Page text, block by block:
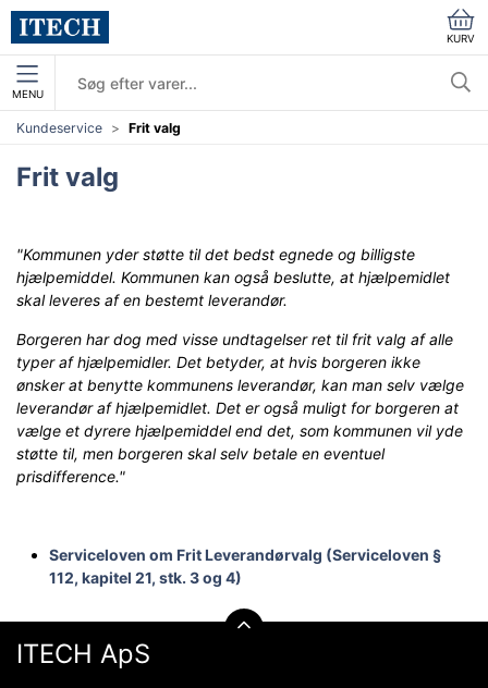
KURV
MENU
Kundeservice Frit valg
Frit valg
"Kommunen yder støtte til det bedst egnede og billigste
hjælpemiddel. Kommunen kan også beslutte, at hjælpemidlet
skal leveres af en bestemt leverandør.
Borgeren har dog med visse undtagelser ret til frit valg af alle
typer af hjælpemidler. Det betyder, at hvis borgeren ikke
ønsker at benytte kommunens leverandør, kan man selv vælge
leverandør af hjælpemidlet. Det er også muligt for borgeren at
vælge et dyrere hjælpemiddel end det, som kommunen vil yde
støtte til, men borgeren skal selv betale en eventuel
prisdifference."
Serviceloven om Frit Leverandørvalg (Serviceloven §
112, kapitel 21, stk. 3 og 4)
ITECH ApS